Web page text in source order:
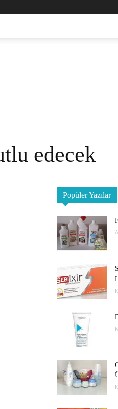
edecek
Popüler Yazılar